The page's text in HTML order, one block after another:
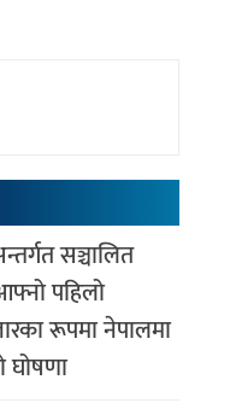
सञ्चालित
पहिलो
रूपमा नेपालमा
घोषणा